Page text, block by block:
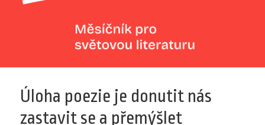
Úloha poezie je donutit nás
zastavit se a přemýšlet